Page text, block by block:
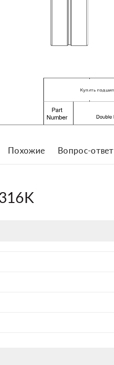
Похожие Вопрос-ответ